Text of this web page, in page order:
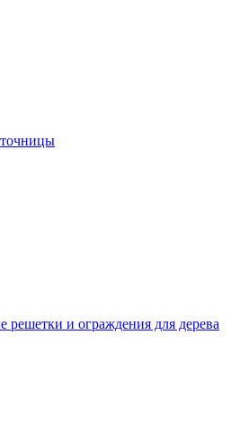
решетки и ограждения для дерева